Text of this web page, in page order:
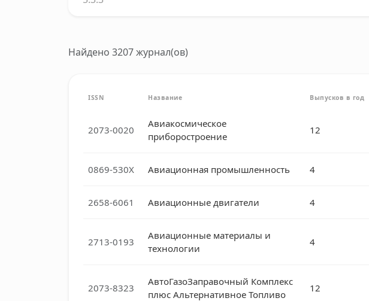
Найдено 3207 журнал(ов)
ISSN Название Выпусков в год
2073-0020
Авиакосмическое
приборостроение
12
0869-530X Авиационная промышленность 4
2658-6061 Авиационные двигатели 4
2713-0193
Авиационные материалы и
технологии
4
2073-8323
АвтоГазоЗаправочный Комплекс
плюс Альтернативное Топливо
12